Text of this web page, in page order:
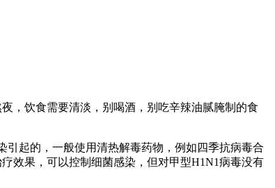
，饮食需要清淡，别喝酒，别吃辛辣油腻腌制的食
起的，一般使用清热解毒药物，例如四季抗病毒合
效果，可以控制细菌感染，但对甲型H1N1病毒没有